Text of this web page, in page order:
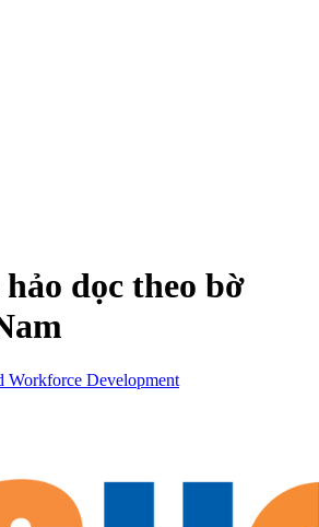
dọc theo bờ
Workforce Development